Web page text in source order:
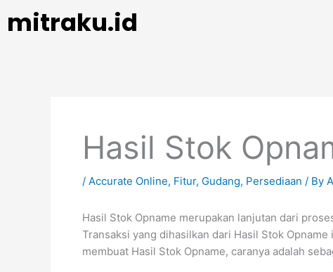
mitraku.id
Hasil Stok
/ Accurate Online, Fitur, Gudang, Persediaan / By
Hasil Stok Opname merupakan lanjutan dari
Transaksi yang dihasilkan dari Hasil Stok
membuat Hasil Stok Opname, caranya adalah